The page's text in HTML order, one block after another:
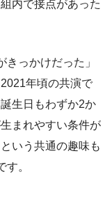
内で接点があった
っかけだった」
年頃の共演で
生日もわずか2か
まれやすい条件が
いう共通の趣味も
。